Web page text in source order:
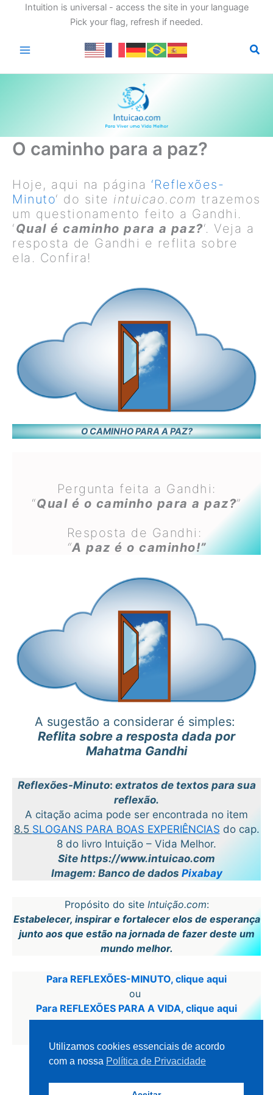
Intuition is universal - access the site in your language
Pick your flag, refresh if needed.
O caminho para a paz?
Hoje, aqui na página ‘Reflexões-
Minuto‘ do site intuicao.com trazemos
um questionamento feito a Gandhi.
‘Qual é caminho para a paz?‘. Veja a
resposta de Gandhi e reflita sobre
ela. Confira!
O CAMINHO PARA A PAZ?
Pergunta feita a Gandhi:
“Qual é o caminho para a paz?”
Resposta de Gandhi:
“A paz é o caminho!”
A sugestão a considerar é simples:
Reflita sobre a resposta dada por
Mahatma Gandhi
Reflexões-Minuto: extratos de textos para sua
reflexão.
A citação acima pode ser encontrada no item
8.5 SLOGANS PARA BOAS EXPERIÊNCIAS do cap.
8 do livro Intuição – Vida Melhor.
Site https://www.intuicao.com
Imagem: Banco de dados Pixabay
Propósito do site Intuição.com:
Estabelecer, inspirar e fortalecer elos de esperança
junto aos que estão na jornada de fazer deste um
mundo melhor.
Para REFLEXÕES-MINUTO, clique aqui
ou
Para REFLEXÕES PARA A VIDA, clique aqui
ou
Utilizamos cookies essenciais de acordo
com a nossa Política de Privacidade